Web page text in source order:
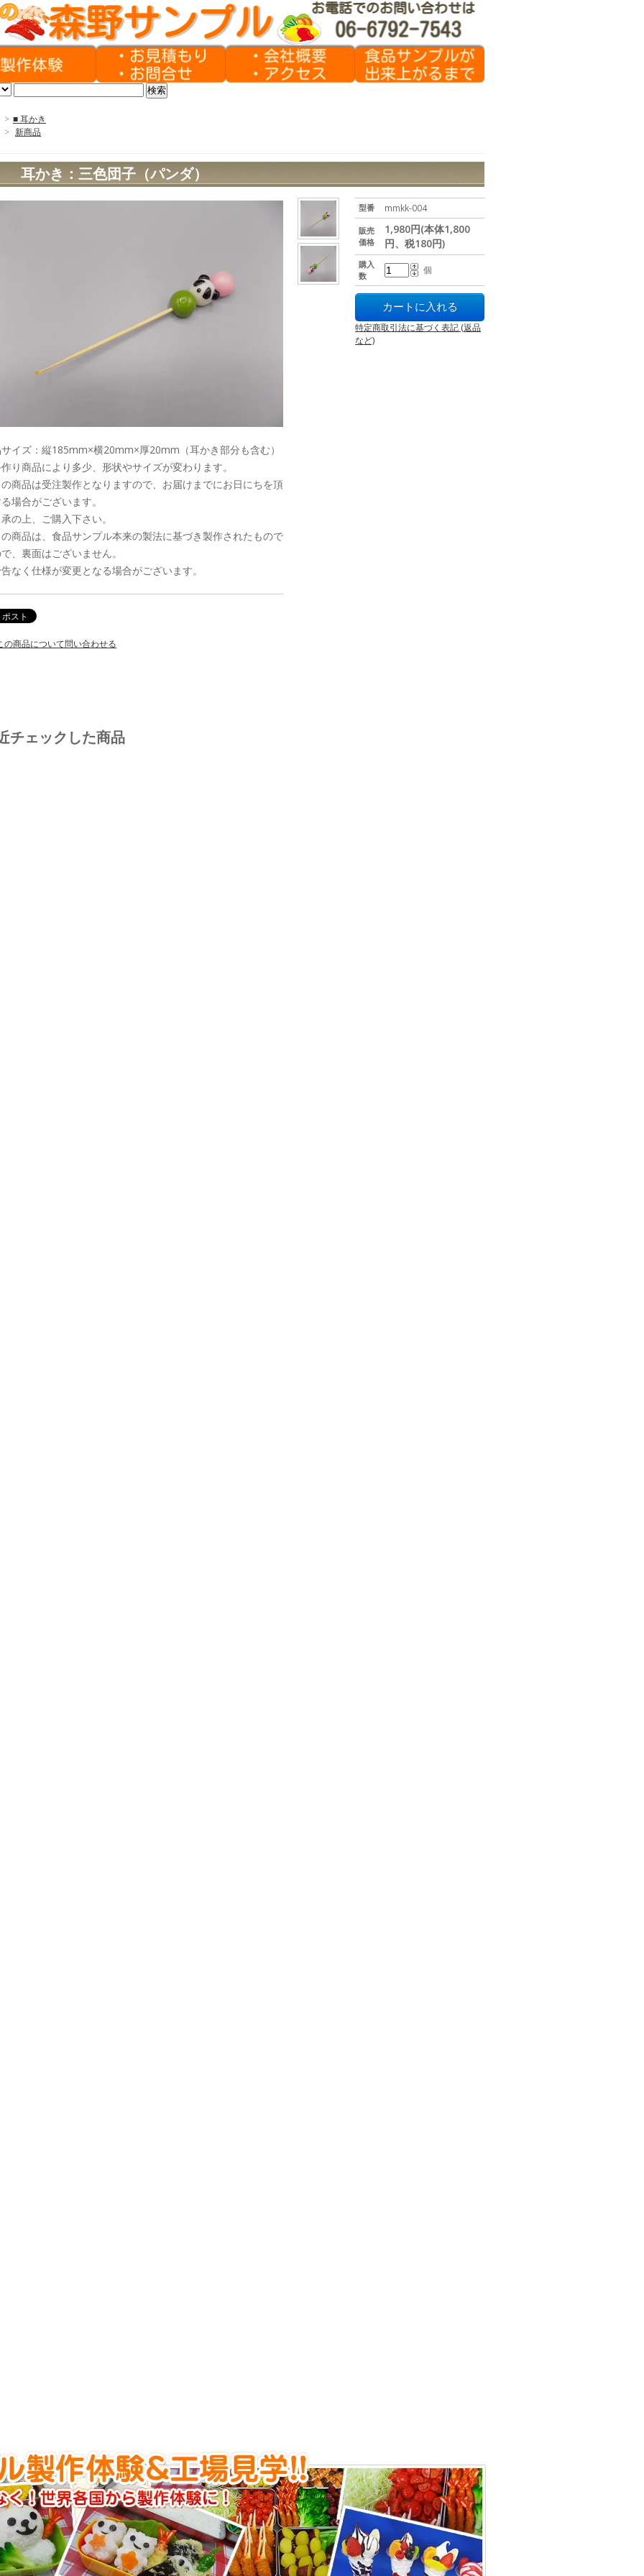
> ■ 耳かき
> 新商品
耳かき：三色団子（パンダ）
型番 mmkk-004
販売
価格
1,980円(本体1,800
円、税180円)
購入
数
個
特定商取引法に基づく表記 (返品
など)
イズ：縦185mm×横20mm×厚20mm（耳かき部分も含む）
り商品により多少、形状やサイズが変わります。
商品は受注製作となりますので、お届けまでにお日にちを頂
場合がございます。
の上、ご購入下さい。
商品は、食品サンプル本来の製法に基づき製作されたもので
、裏面はございません。
なく仕様が変更となる場合がございます。
の商品について問い合わせる
チェックした商品